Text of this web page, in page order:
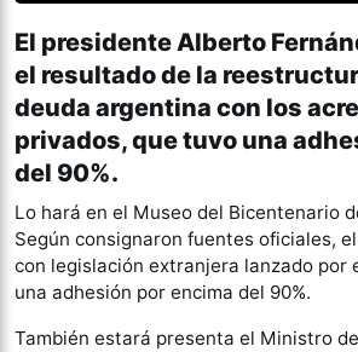
El presidente Alberto
el resultado de la
deuda argentina con los
privados, que tuvo una
del 90%.
Lo hará en el Museo del Bicentenario
Según consignaron fuentes oficiales,
con legislación extranjera lanzado por
una adhesión por encima del 90%.
También estará presenta el Ministro